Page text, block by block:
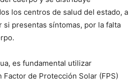
los centros de salud del estado, a
si presentas síntomas, por la falta
es fundamental utilizar
Factor de Protección Solar (FPS)